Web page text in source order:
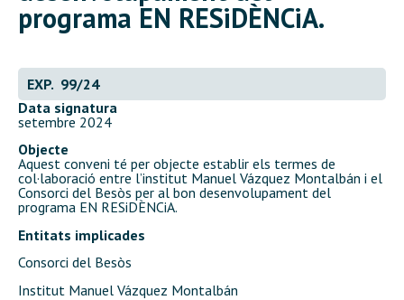
programa EN RESiDÈNCiA.
EXP. 99/24
Data signatura
setembre 2024
Objecte
Aquest conveni té per objecte establir els termes de
col·laboració entre l’institut Manuel Vázquez Montalbán i el
Consorci del Besòs per al bon desenvolupament del
programa EN RESiDÈNCiA.
Entitats implicades
Consorci del Besòs
Institut Manuel Vázquez Montalbán